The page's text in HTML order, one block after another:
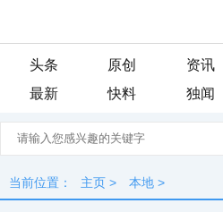
头条 原创 资讯
最新
快料 独闻
当前位置： 主页 > 本地 >